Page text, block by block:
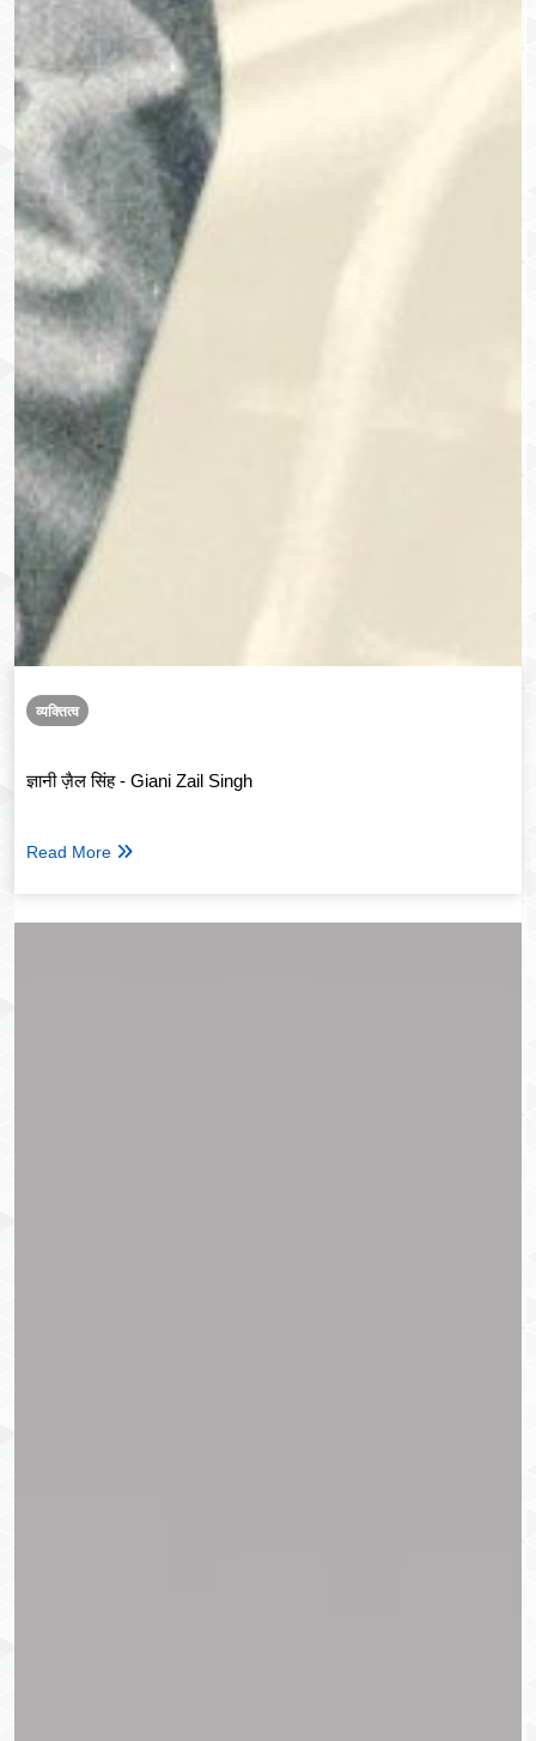
व्यक्तित्व
ज्ञानी ज़ैल सिंह - Giani Zail Singh
Read More